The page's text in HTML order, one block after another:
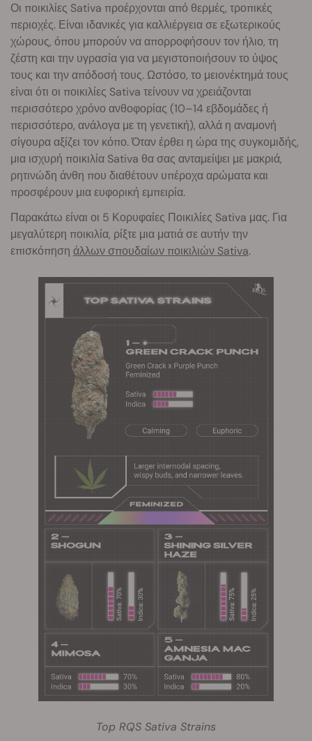
Οι ποικιλίες Sativa προέρχονται από θερμές, τροπικές
περιοχές. Είναι ιδανικές για καλλιέργεια σε εξωτερικούς
χώρους, όπου μπορούν να απορροφήσουν τον ήλιο, τη
ζέστη και την υγρασία για να μεγιστοποιήσουν το ύψος
τους και την απόδοσή τους. Ωστόσο, το μειονέκτημά τους
είναι ότι οι ποικιλίες Sativa τείνουν να χρειάζονται
περισσότερο χρόνο ανθοφορίας (10–14 εβδομάδες ή
περισσότερο, ανάλογα με τη γενετική), αλλά η αναμονή
σίγουρα αξίζει τον κόπο. Όταν έρθει η ώρα της συγκομιδής,
μια ισχυρή ποικιλία Sativa θα σας ανταμείψει με μακριά,
ρητινώδη άνθη που διαθέτουν υπέροχα αρώματα και
προσφέρουν μια ευφορική εμπειρία.
Παρακάτω είναι οι 5 Κορυφαίες Ποικιλίες Sativa μας. Για
μεγαλύτερη ποικιλία, ρίξτε μια ματιά σε αυτήν την
επισκόπηση άλλων σπουδαίων ποικιλιών Sativa.
Top RQS Sativa Strains